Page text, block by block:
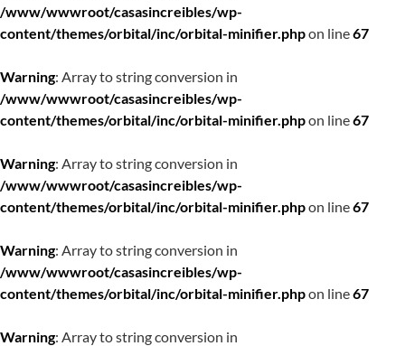
/www/wwwroot/casasincreibles/wp-
content/themes/orbital/inc/orbital-minifier.phpon line67
Warning: Array to string conversion in
/www/wwwroot/casasincreibles/wp-
content/themes/orbital/inc/orbital-minifier.phpon line67
Warning: Array to string conversion in
/www/wwwroot/casasincreibles/wp-
content/themes/orbital/inc/orbital-minifier.phpon line67
Warning: Array to string conversion in
/www/wwwroot/casasincreibles/wp-
content/themes/orbital/inc/orbital-minifier.phpon line67
Warning: Array to string conversion in